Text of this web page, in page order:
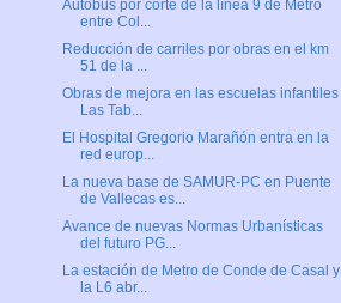
Autobús por corte de la línea 9 de Metro
entre Col...
Reducción de carriles por obras en el km
51 de la ...
Obras de mejora en las escuelas infantiles
Las Tab...
El Hospital Gregorio Marañón entra en la
red europ...
La nueva base de SAMUR-PC en Puente
de Vallecas es...
Avance de nuevas Normas Urbanísticas
del futuro PG...
La estación de Metro de Conde de Casal y
la L6 abr...